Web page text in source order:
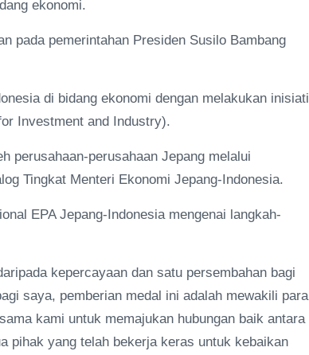
ekonomi.
pada pemerintahan Presiden Susilo Bambang
di bidang ekonomi dengan melakukan
Investment and Industry).
perusahaan-perusahaan Jepang melalui
Tingkat Menteri Ekonomi Jepang-Indonesia.
EPA Jepang-Indonesia mengenai langkah-
kepercayaan dan satu persembahan bagi
saya, pemberian medal ini adalah mewakili para
kami untuk memajukan hubungan baik antara
pihak yang telah bekerja keras untuk kebaikan